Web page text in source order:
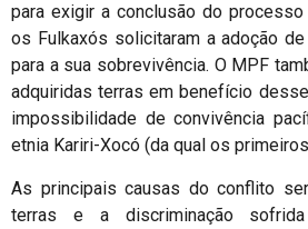
para exigir a conclusão do
os Fulkaxós solicitaram a adoção
para a sua sobrevivência. O MPF
adquiridas terras em benefício
impossibilidade de convivência
etnia Kariri-Xocó (da qual os
As principais causas do conflito
terras e a discriminação